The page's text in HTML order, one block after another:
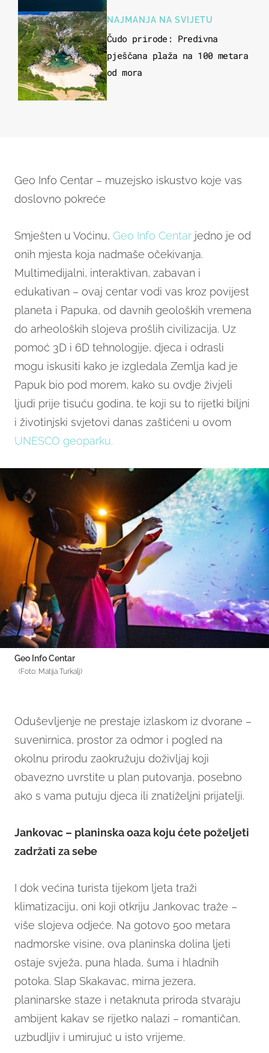
NAJMANJA NA SVIJETU
Čudo prirode: Predivna
pješčana plaža na 100 metara
od mora
Geo Info Centar – muzejsko iskustvo koje vas
doslovno pokreće
Smješten u Voćinu, Geo Info Centar jedno je od
onih mjesta koja nadmaše očekivanja.
Multimedijalni, interaktivan, zabavan i
edukativan – ovaj centar vodi vas kroz povijest
planeta i Papuka, od davnih geoloških vremena
do arheoloških slojeva prošlih civilizacija. Uz
pomoć 3D i 6D tehnologije, djeca i odrasli
mogu iskusiti kako je izgledala Zemlja kad je
Papuk bio pod morem, kako su ovdje živjeli
ljudi prije tisuću godina, te koji su to rijetki biljni
i životinjski svjetovi danas zaštićeni u ovom
UNESCO geoparku.
Geo Info Centar
(Foto: Matija Turkalj)
Oduševljenje ne prestaje izlaskom iz dvorane –
suvenirnica, prostor za odmor i pogled na
okolnu prirodu zaokružuju doživljaj koji
obavezno uvrstite u plan putovanja, posebno
ako s vama putuju djeca ili znatiželjni prijatelji.
Jankovac – planinska oaza koju ćete poželjeti
zadržati za sebe
I dok većina turista tijekom ljeta traži
klimatizaciju, oni koji otkriju Jankovac traže –
više slojeva odjeće. Na gotovo 500 metara
nadmorske visine, ova planinska dolina ljeti
ostaje svježa, puna hlada, šuma i hladnih
potoka. Slap Skakavac, mirna jezera,
planinarske staze i netaknuta priroda stvaraju
ambijent kakav se rijetko nalazi – romantičan,
uzbudljiv i umirujuć u isto vrijeme.